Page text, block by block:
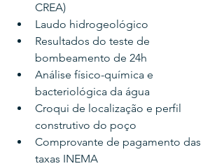
CREA)
Laudo hidrogeológico
Resultados do teste de
bombeamento de 24h
Análise físico-química e
bacteriológica da água
Croqui de localização e perfil
construtivo do poço
Comprovante de pagamento das
taxas INEMA